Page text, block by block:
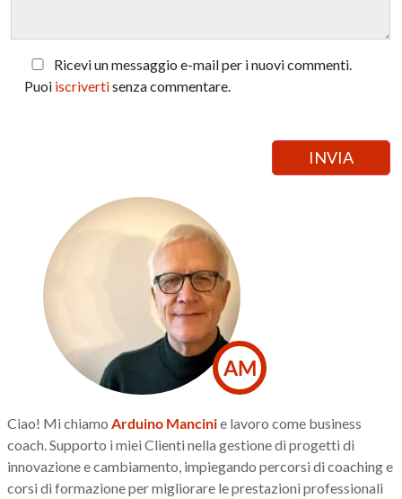
Ricevi un messaggio e-mail per i nuovi commenti.
Puoi iscrivertisenza commentare.
AM
Ciao! Mi chiamo Arduino Mancinie lavoro come business
coach. Supporto i miei Clienti nella gestione di progetti di
innovazione e cambiamento, impiegando percorsi di coaching e
corsi di formazione per migliorare le prestazioni professionali